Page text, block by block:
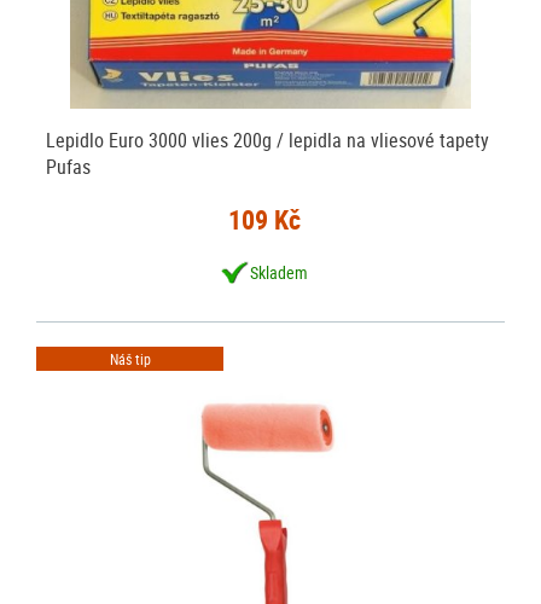
Lepidlo Euro 3000 vlies 200g / lepidla na vliesové tapety
Pufas
109 Kč
Skladem
Náš tip